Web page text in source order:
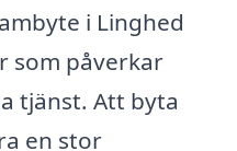
i Linghed
som påverkar
tjänst. Att byta
en stor